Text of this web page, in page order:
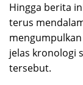
Hingga berita
terus
jelas kronologi
tersebut.